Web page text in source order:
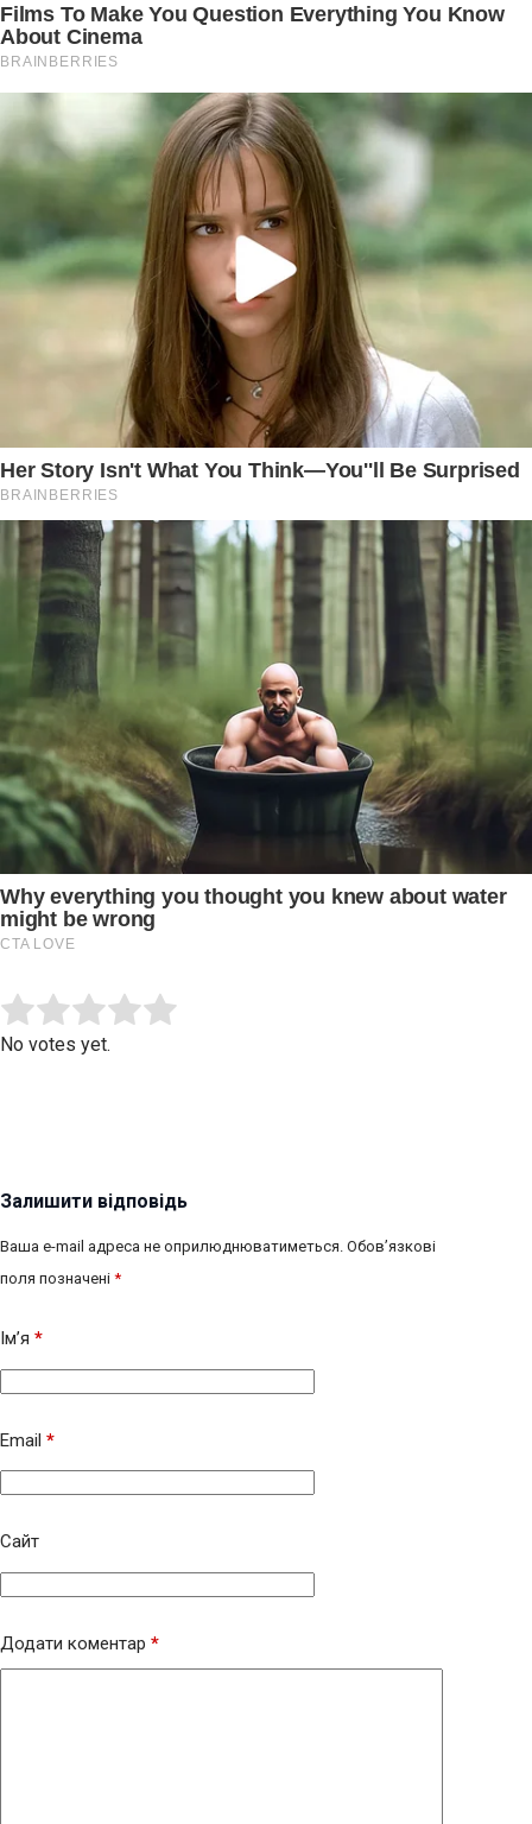
Rate this item:
No votes yet.
Залишити відповідь
Ваша e-mail адреса не оприлюднюватиметься. Обов’язкові
поля позначені *
Ім’я *
Email *
Сайт
Додати коментар *